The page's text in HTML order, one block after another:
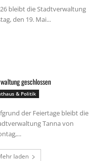
bleibt die Stadtverwaltung
den 19. Mai...
geschlossen
& Politik
der Feiertage bleibt die
Tanna von
laden